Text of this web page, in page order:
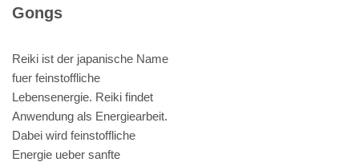
Gongs
Reiki ist der japanische Name
fuer feinstoffliche
Lebensenergie. Reiki findet
Anwendung als Energiearbeit.
Dabei wird feinstoffliche
Energie ueber sanfte